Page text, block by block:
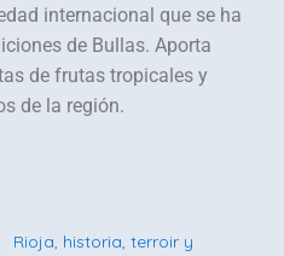
internacional que se ha
de Bullas. Aporta
de frutas tropicales y
de la región.
Rioja, historia, terroir y